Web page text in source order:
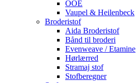
OOE
Vaupel & Heilenbeck
Broderistof
Aida Broderistof
Bånd til broderi
Evenweave / Etamine
Hørlærred
Stramaj stof
Stofberegner